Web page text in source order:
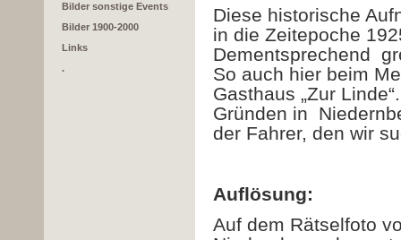
Bilder sonstige Events
Bilder 1900-2000
Links
.
Diese historische
in die Zeitepoche
Dementsprechend
So auch hier beim
Gasthaus „Zur Linde“.
Gründen in
der Fahrer, den wir
Auflösung:
Auf dem Rätselfoto